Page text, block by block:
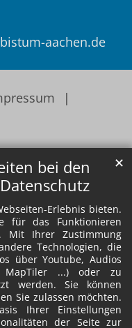
bei den
Erlebnis bieten.
für das Funktionieren
Mit Ihrer Zustimmung
Technologien, die
über Youtube, Audios
MapTiler ...) oder zu
werden. Sie können
Sie zulassen möchten.
Ihrer Einstellungen
der Seite zur
✕
aachen.de